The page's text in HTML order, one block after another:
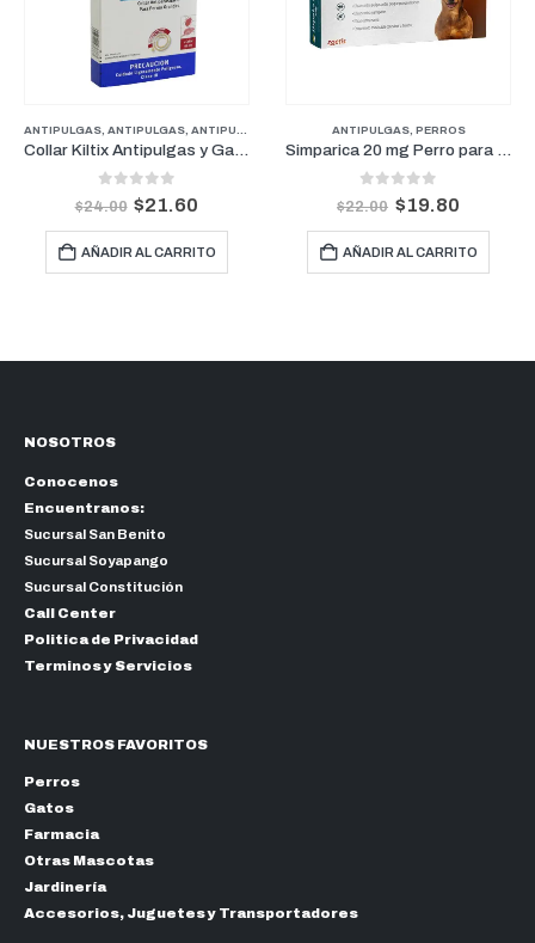
PESOS PEQUEÑOS,FARMACIA,PERROS
MANTENIMIENTO,PERROS,SENIOR
ANTIPULGAS, ANTIPULGAS, ANTIPULGAS PERROS PESOS GRANDES ,FARMACIA
Collar Kiltix Antipulgas y Garrapatas Grande 66 cm
out of 5
$24.00 $21.60
AÑADIR AL CARRITO
ANTIPULGAS, PERROS
Simparica 20 mg Perro para pesos de 5 kg a 10 kg (1 Mes)
out of 5
$22.00 $19.80
AÑADIR AL CARRITO
NOSOTROS
Conocenos
Encuentranos:
Sucursal San Benito
Sucursal Soyapango
Sucursal Constitución
Call Center
Politica de Privacidad
Terminos y Servicios
NUESTROS FAVORITOS
Perros
Gatos
Farmacia
Otras Mascotas
Jardinería
Accesorios, Juguetes y Transportadores